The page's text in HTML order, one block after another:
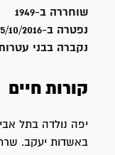
שוחררה ב-1949
נפטרה ב-5/10/2016
נקברה בבני
קורות חיים
באשדות יעקב.